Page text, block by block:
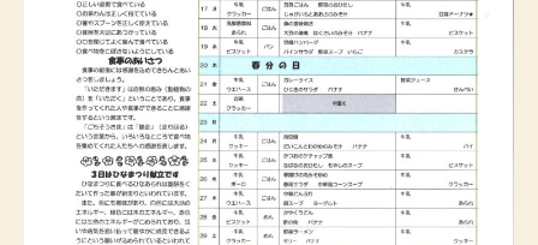
お問い合わせ